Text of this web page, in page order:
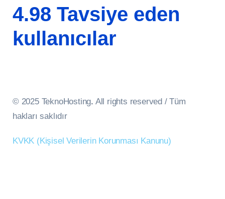
4.98 Tavsiye eden
kullanıcılar
© 2025 TeknoHosting. All rights reserved / Tüm
hakları saklıdır
KVKK (Kişisel Verilerin Korunması Kanunu)